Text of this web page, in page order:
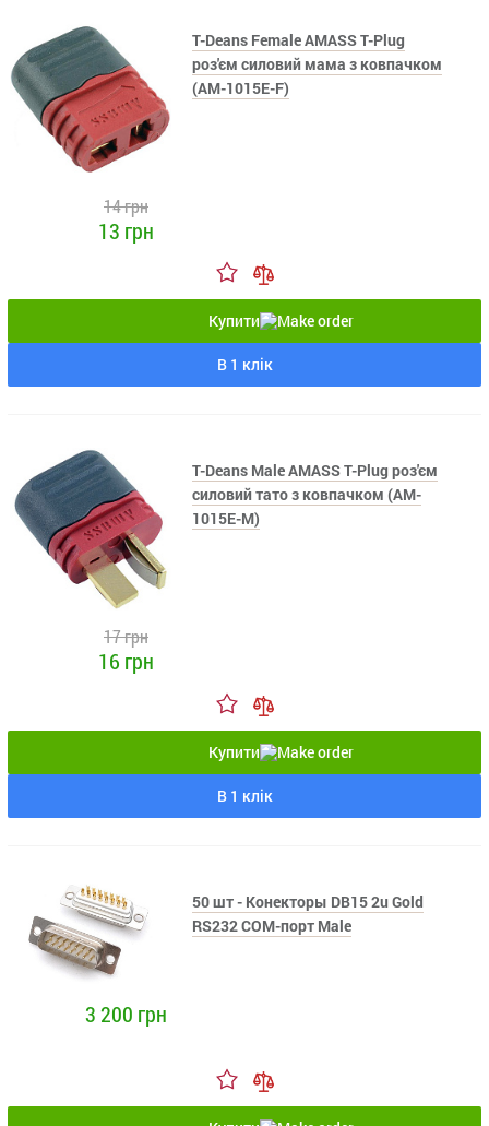
T-Deans Female AMASS T-Plug
роз'єм силовий мама з ковпачком
(AM-1015E-F)
14 грн
13 грн
Купити
В 1 клік
T-Deans Male AMASS T-Plug роз'єм
силовий тато з ковпачком (AM-
1015E-M)
17 грн
16 грн
Купити
В 1 клік
50 шт - Конекторы DB15 2u Gold
RS232 COM-порт Male
3 200 грн